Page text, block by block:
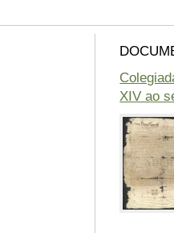
XIV ao